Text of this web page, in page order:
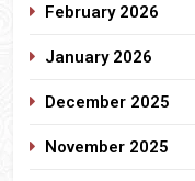
February 2026
January 2026
December 2025
November 2025